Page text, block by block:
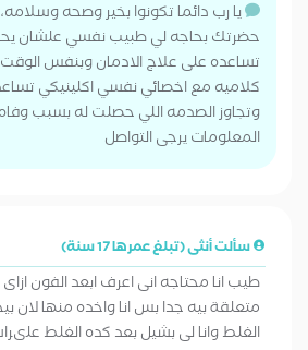
يا رب دائما تكونوا بخير وصحه وسلامه،
حضرتك بحاجه لي طبيب نفسي علشان
تساعده على علاج الادمان وبنفس
كلاميه مع اخصائي نفسي اكلينيكي
وتجاوز الصدمه اللي حصلت له بسبب
المعلومات يرجى التواصل
سألت أنثى (تبلغ عمرها 17 سنة)
طيب انا محتاجه انى اعرف ابعد الفون ازاى
متعلقة بيه جدا بس انا واخده منها
الغلط وانا لى بشيل بعد كده الغلط